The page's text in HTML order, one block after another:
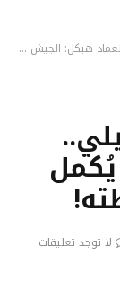
المرحلة الأولى من خطته!
لا توجد تعليقات